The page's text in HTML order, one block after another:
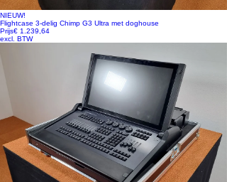
NIEUW!
Flightcase 3-delig Chimp G3 Ultra met doghouse
Prijs€ 1.239,64
excl. BTW